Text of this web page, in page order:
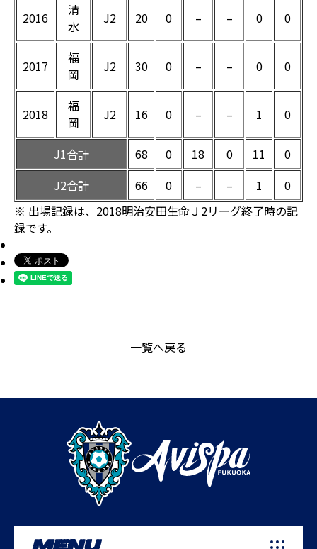
2016
清
水
J2 20 0 – – 0 0
2017
福
岡
J2 30 0 – – 0 0
2018
福
岡
J2 16 0 – – 1 0
J1合計 68 0 18 0 11
0
J2合計
66 0 – – 1
0
※ 出場記録は、2018明治安田生命Ｊ2リーグ終了時の記
録です。
一覧へ戻る